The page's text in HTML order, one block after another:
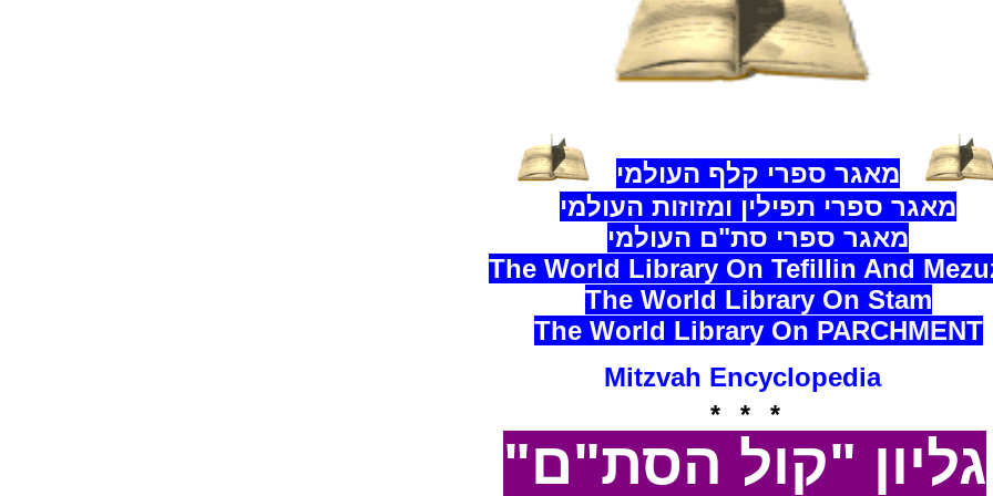
מאגר ספרי קלף העולמי
מאגר ספרי תפילין ומזוזות העולמי
מאגר ספרי סת"ם העולמי
The World Library On Tefillin And
The World Library On Stam
The World Library On PARCHMENT
Mitzvah Encyclopedia
* * *
גליון "קול הסת"ם"